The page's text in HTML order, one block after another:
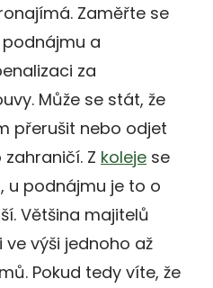
Zaměřte se
a
za
Může se stát, že
přerušit nebo odjet
Z koleje se
u podnájmu je to o
Většina majitelů
výši jednoho až
Pokud tedy víte, že